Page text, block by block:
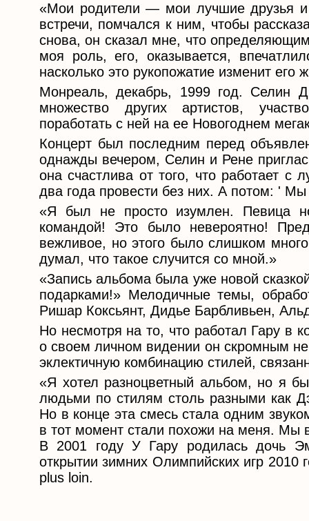
«Мои родители — мои лучшие друзья
встречи, помчался к ним, чтобы
снова, он сказал мне, что
моя роль, его, оказывается,
насколько это рукопожатие изменит его
Монреаль, декабрь, 1999 год. Селин
множество других артистов,
поработать с ней на ее Новогоднем
Концерт был последним перед
однажды вечером, Селин и Рене
она счастлива от того, что работает
два года провести без них. А потом: '
«Я был не просто изумлен. Певица
командой! Это было невероятно!
вежливое, но этого было слишком
думал, что такое случится со мной.»
«Запись альбома была уже новой
подарками!» Мелодичные темы,
Ришар Коксьянт, Дидье Барбливьен,
Но несмотря на то, что работал Гару в
о своем личном видении он скромным
эклектичную комбинацию стилей,
«Я хотел разноцветный альбом, но я
людьми по стилям столь разными как
Но в конце эта смесь стала одним
в тот момент стали похожи на меня. Мы
В 2001 году У Гару родилась дочь
открытии зимних Олимпийских игр 2010
plus loin.